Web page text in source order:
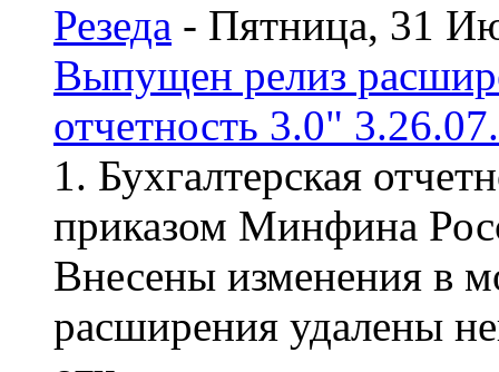
Резеда - Пятница, 31
Выпущен релиз
отчетность 3.0"
1. Бухгалтерская
приказом Минфина
Внесены изменения в
расширения удалены